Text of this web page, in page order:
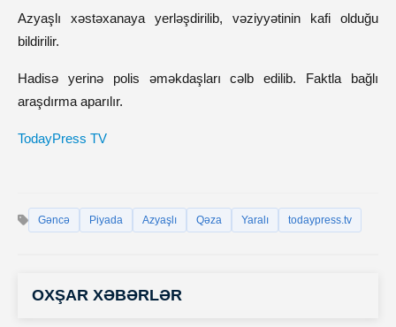
Azyaşlı xəstəxanaya yerləşdirilib, vəziyyətinin kafi olduğu
bildirilir.
Hadisə yerinə polis əməkdaşları cəlb edilib. Faktla bağlı
araşdırma aparılır.
TodayPress TV
Gəncə Piyada Azyaşlı Qəza Yaralı todaypress.tv
OXŞAR XƏBƏRLƏR